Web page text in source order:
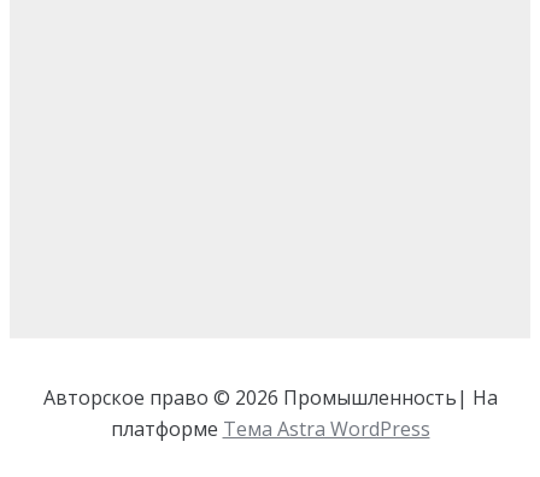
Авторское право © 2026 Промышленность| На
платформе Тема Astra WordPress